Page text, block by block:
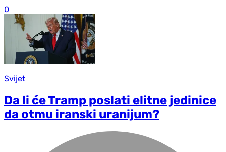
0
Svijet
Da li će Tramp poslati elitne jedinice
da otmu iranski uranijum?